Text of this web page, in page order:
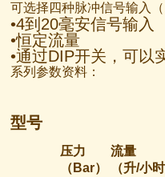
可选择四种脉冲信号输入（
•4到20毫安信号输入
•恒定流量
•通过DIP开关，可以
系列参数资料：
型号
压力
（Bar）
流量
（升/小时